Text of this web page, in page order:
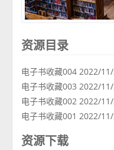
资源目录
电子书收藏004 2022/
电子书收藏003 2022/
电子书收藏002 2022/
电子书收藏001 2022/
资源下载